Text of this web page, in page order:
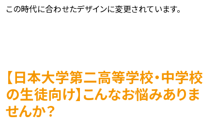
この時代に合わせたデザインに変更されています。
【日本大学第二高等学校・中学校
の生徒向け】こんなお悩みありま
せんか？